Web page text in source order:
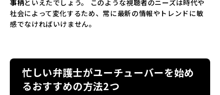
事柄といえたでしょう。 このような視聴者のニーズは時代や
社会によって変化するため、常に最新の情報やトレンドに敏
感でなければいけません。
忙しい弁護士がユーチューバーを始め
るおすすめの方法2つ